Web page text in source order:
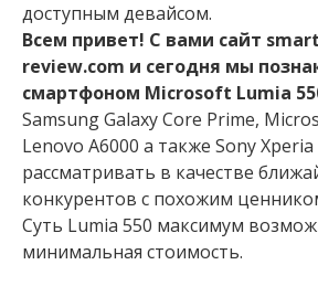
доступным девайсом.
Всем привет! С вами сайт
review.com и сегодня мы
смартфоном Microsoft Lumia
Samsung Galaxy Core Prime,
Lenovo А6000 а также Sony
рассматривать в качестве
конкурентов с похожим
Суть Lumia 550 максимум
минимальная стоимость.